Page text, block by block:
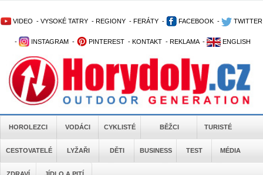
VIDEO - VYSOKÉ TATRY - REGIONY - FERÁTY - FACEBOOK - TWITTER
- INSTAGRAM - PINTEREST - KONTAKT - REKLAMA - ENGLISH
HOROLEZCI VODÁCI CYKLISTÉ BĚŽCI TURISTÉ
CESTOVATELÉ LYŽAŘI DĚTI BUSINESS TEST MÉDIA